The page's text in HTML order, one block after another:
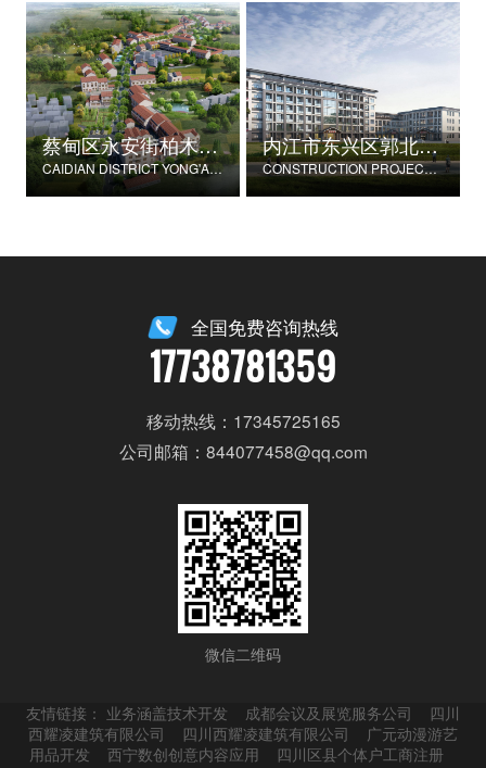
蔡甸区永安街柏木村郭家庄湾省级美丽乡村试点建设项目
CAIDIAN DISTRICT YONG'AN STREET CYPRESS VILLAGE GUOJIAZHUANG BAY PROVINCIAL BEAUTIFUL VILLAGE PILOT CONSTRUCTION PROJECT
内江市东兴区郭北养老服务中心建设项目
CONSTRUCTION PROJECT OF GUOBEI ELDERLY SERVICE CENTER IN DONGXING DISTRICT, NEIJIANG CITY
全国免费咨询热线
17738781359
移动热线：17345725165
公司邮箱：844077458@qq.com
微信二维码
友情链接： 业务涵盖技术开发 成都会议及展览服务公司
四川
西耀凌建筑有限公司
四川西耀凌建筑有限公司
广元动漫游艺
用品开发
西宁数创创意内容应用
四川区县个体户工商注册